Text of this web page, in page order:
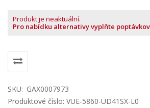
Produkt je neaktuální.
Pro nabídku alternativy vyplňte
SKU: GAX0007973
Produktové číslo: VUE-5860-UD41SX-L0